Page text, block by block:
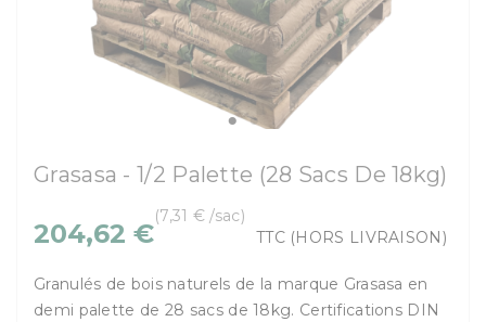
Grasasa - 1/2 Palette (28 Sacs De 18kg)
204,62 €
(7,31 € /sac)
TTC (HORS LIVRAISON)
Granulés de bois naturels de la marque Grasasa en
demi palette de 28 sacs de 18kg. Certifications DIN